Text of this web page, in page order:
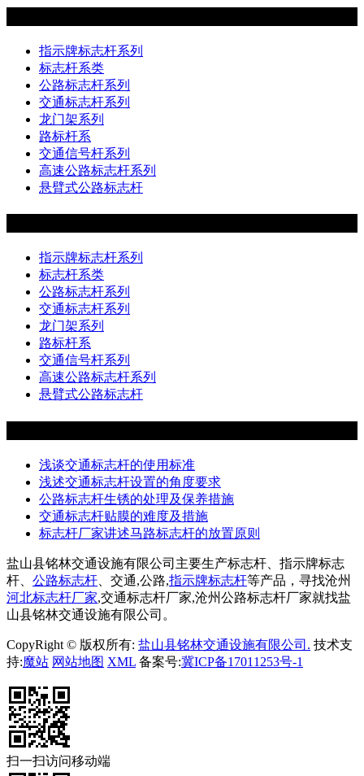
指示牌标志杆系列
标志杆系类
公路标志杆系列
交通标志杆系列
龙门架系列
路标杆系
交通信号杆系列
高速公路标志杆系列
悬臂式公路标志杆
指示牌标志杆系列
标志杆系类
公路标志杆系列
交通标志杆系列
龙门架系列
路标杆系
交通信号杆系列
高速公路标志杆系列
悬臂式公路标志杆
浅谈交通标志杆的使用标准
浅述交通标志杆设置的角度要求
公路标志杆生锈的处理及保养措施
交通标志杆贴膜的难度及措施
标志杆厂家讲述马路标志杆的放置原则
盐山县铭林交通设施有限公司主要生产标志杆、指示牌标志
杆、 公路标志杆 、交通,公路,指示牌标志杆等产品，寻找沧州
河北标志杆厂家,交通标志杆厂家,沧州公路标志杆厂家就找盐
山县铭林交通设施有限公司。
CopyRight © 版权所有: 盐山县铭林交通设施有限公司. 技术支
持:魔站 网站地图 XML 备案号:冀ICP备17011253号-1
扫一扫访问移动端